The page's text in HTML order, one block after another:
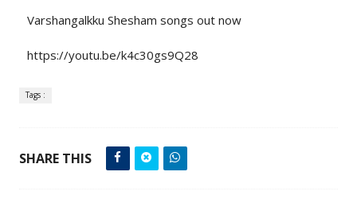
Varshangalkku Shesham songs out now
https://youtu.be/k4c30gs9Q28
Tags :
SHARE THIS